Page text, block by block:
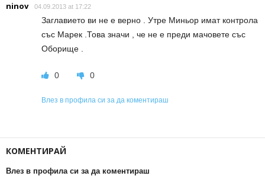
ninov 04.09.2013 at 17:22
Заглавието ви не е верно . Утре Миньор имат контрола
със Марек .Това значи , че не е преди мачовете със
Оборище .
0 0
Влез в профила си за да коментираш
КОМЕНТИРАЙ
Влез в профила си за да коментираш